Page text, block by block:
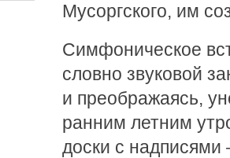
Мусоргского, им
Симфоническое
словно звуковой
и преображаясь,
ранним летним
доски с